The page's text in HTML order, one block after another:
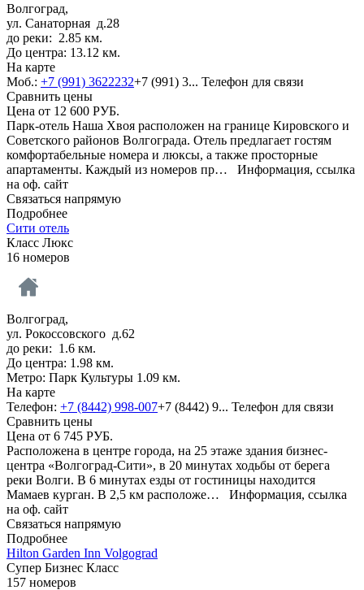
Волгоград,
ул. Санаторная д.28
до реки: 2.85 км.
До центра: 13.12 км.
На карте
Моб.: +7 (991) 3622232+7 (991) 3... Телефон для связи
Сравнить цены
Цена от 12 600 РУБ.
Парк-отель Наша Хвоя расположен на границе Кировского и
Советского районов Волгограда. Отель предлагает гостям
комфортабельные номера и люксы, а также просторные
апартаменты. Каждый из номеров пр… Информация, ссылка
на оф. сайт
Связаться напрямую
Подробнее
Сити отель
Класс Люкс
16 номеров
Волгоград,
ул. Рокоссовского д.62
до реки: 1.6 км.
До центра: 1.98 км.
Метро: Парк Культуры 1.09 км.
На карте
Телефон: +7 (8442) 998-007+7 (8442) 9... Телефон для связи
Сравнить цены
Цена от 6 745 РУБ.
Расположена в центре города, на 25 этаже здания бизнес-
центра «Волгоград-Сити», в 20 минутах ходьбы от берега
реки Волги. В 6 минутах езды от гостиницы находится
Мамаев курган. В 2,5 км расположе… Информация, ссылка
на оф. сайт
Связаться напрямую
Подробнее
Hilton Garden Inn Volgograd
Супер Бизнес Класс
157 номеров